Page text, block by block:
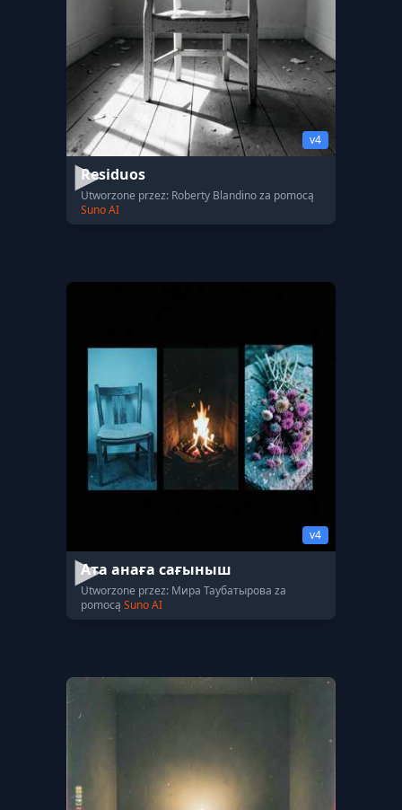
v4
Residuos
Utworzone przez: Roberty Blandino za pomocą
Suno AI
v4
Ата анаға сағыныш
Utworzone przez: Мира Таубатырова za
pomocą Suno AI